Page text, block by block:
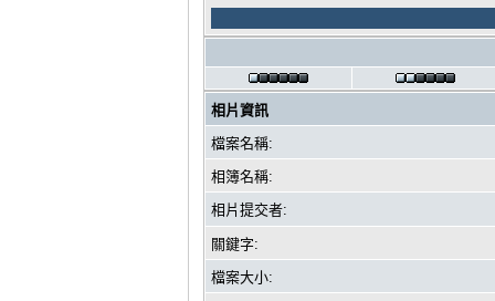
相片資訊
檔案名稱:
相簿名稱:
相片提交者:
關鍵字:
檔案大小: